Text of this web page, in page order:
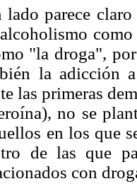
parece
"la droga",
la adicción
las primeras
no se
en los que
de las que
con